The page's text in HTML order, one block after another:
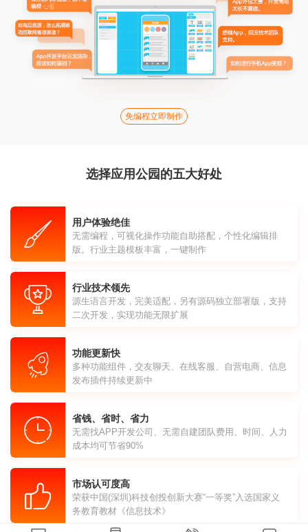
免编程立即制作
选择应用公园的五大好处
用户体验绝佳
无需编程，可视化操作功能自助搭配，个性化编辑排
版。行业主题模板丰富，一键制作
行业技术领先
源生语言开发，完美适配，另有源码独立部署版，支持
二次开发，实现功能无限扩展
功能更新快
多种功能组件，交友聊天、在线客服、自营电商、信息
发布插件持续更新中
省钱、省时、省力
无需找APP开发公司、无需自建团队费用、时间、人力
成本均可节省90%
市场认可度高
荣获中国(深圳)科技创投创新大赛“一等奖”入选国家义
务教育教材《信息技术》